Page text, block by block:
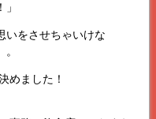
いをさせちゃいけな
めました！